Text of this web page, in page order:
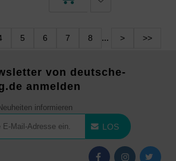
5 6 7 8 ... > >>
von deutsche-
anmelden
informieren
LOS